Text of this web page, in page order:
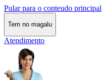
Pular para o conteudo principal
Tem no magalu
Atendimento